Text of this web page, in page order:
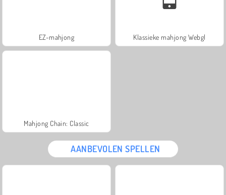
EZ-mahjong Klassieke mahjong Webgl
Mahjong Chain: Classic
AANBEVOLEN SPELLEN